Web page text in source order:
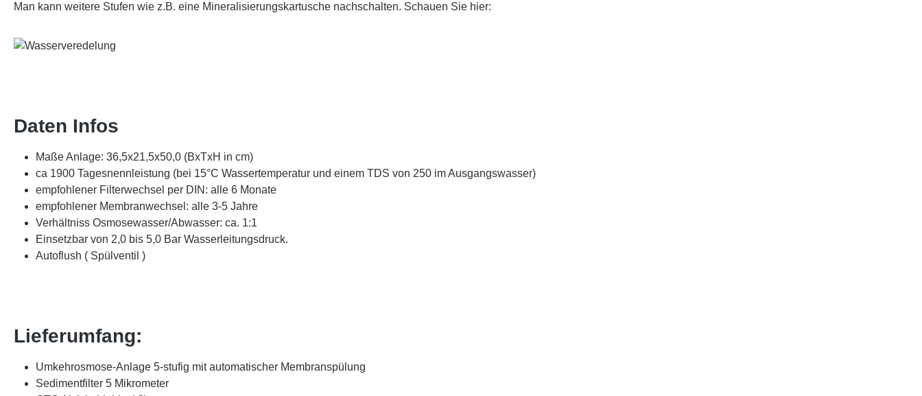
Man kann weitere Stufen wie z.B. eine Mineralisierungskartusche nachschalten. Schauen Sie hier:
Daten Infos
Maße Anlage: 36,5x21,5x50,0 (BxTxH in cm)
ca 1900 Tagesnennleistung (bei 15°C Wassertemperatur und einem TDS von 250 im Ausgangswasser)
empfohlener Filterwechsel per DIN: alle 6 Monate
empfohlener Membranwechsel: alle 3-5 Jahre
Verhältniss Osmosewasser/Abwasser: ca. 1:1
Einsetzbar von 2,0 bis 5,0 Bar Wasserleitungsdruck.
Autoflush ( Spülventil )
Lieferumfang:
Umkehrosmose-Anlage 5-stufig mit automatischer Membranspülung
Sedimentfilter 5 Mikrometer